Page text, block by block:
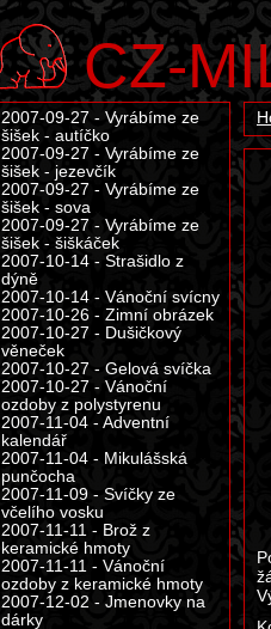
CZ-
2007-09-27 - Vyrábíme ze
šišek - autíčko
2007-09-27 - Vyrábíme ze
šišek - jezevčík
2007-09-27 - Vyrábíme ze
šišek - sova
2007-09-27 - Vyrábíme ze
šišek - šiškáček
2007-10-14 - Strašidlo z
dýně
2007-10-14 - Vánoční svícny
2007-10-26 - Zimní obrázek
2007-10-27 - Dušičkový
věneček
2007-10-27 - Gelová svíčka
2007-10-27 - Vánoční
ozdoby z polystyrenu
2007-11-04 - Adventní
kalendář
2007-11-04 - Mikulášská
punčocha
2007-11-09 - Svíčky ze
včelího vosku
2007-11-11 - Brož z
keramické hmoty
2007-11-11 - Vánoční
ozdoby z keramické hmoty
2007-12-02 - Jmenovky na
dárky